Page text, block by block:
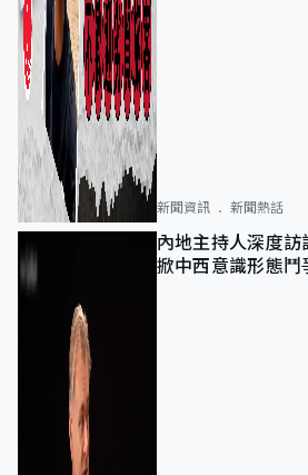
新聞資訊 新聞熱話
內地主持人深度
掀中西意識形態鬥